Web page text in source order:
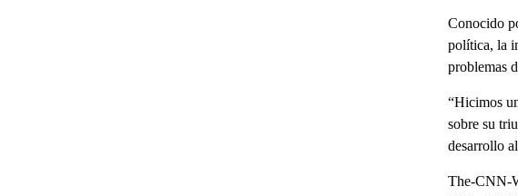
Conocido
política, la
problemas
“Hicimos
sobre su
desarrollo
The-CNN-